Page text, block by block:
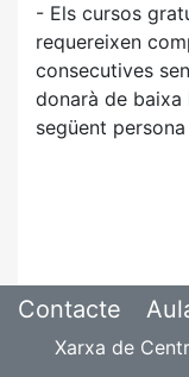
- Els cursos
requereixen
consecutives
donarà de
següent
Contacte
Xarxa de